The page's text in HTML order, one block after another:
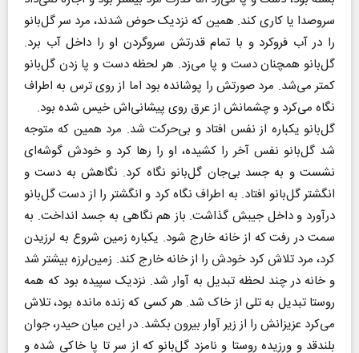
سروصدا یا کاری کند. همین که نزدیک حوض شدند، مرد سر گل‌بانو
را در آب فروکرد و با تمام قدرتش سروگردن او را داخل آب برد.
گل‌بانو همچنان دست و پا می‌زد. هر لحظه دست و پا زدن گل‌بانو
کمتر می‌شد. مرد صورتش را پوشانده بود اما از روی ترس به اطراف
نگاه می‌کرد و چشمانش از عرق روی پیشانی‌اش خیس شده بود.
گل‌بانو یکباره از نفس افتاد و بی‌حرکت شد. مرد همین که متوجه
شد گل‌بانو نفس آخر را کشیده، او را رها کرد و خودش گوشه‌ای
نشست و به جسد بی‌جان گل‌بانو نگاه کرد. نگاهش به دست و
انگشتر گل‌بانو افتاد. به اطراف نگاه کرد و انگشتر را از دست گل‌بانو
درآورد و داخل جیبش گذاشت. باز هم نگاهی به جسد انداخت. به
سمت در رفت که از خانه خارج شود. یکباره زمین شروع به لرزیدن
کرد، مرد تلاش کرد خودش را از خانه خارج کند. زمین‌لرزه بیشتر شد
و خانه در چند لحظه تبدیل به آوار شد. نزدیک سپیده بود که همه
روستا تبدیل به تلی از خاک شد. هر کسی که زنده مانده بود، تلاش
می‌کرد عزیزانش را از زیر آوار بیرون بکشد. در این میان حیدر، جوان
بلندقد و ورزیده روستا و نامزد گل‌بانو که از سر تا پا خاکی شده و